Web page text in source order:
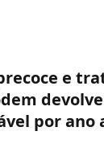
e
por ano